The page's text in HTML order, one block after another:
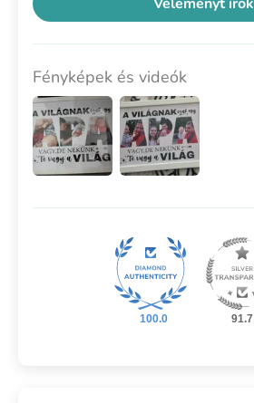
Fényképek és videók
100.0 91.7